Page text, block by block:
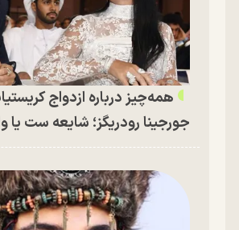
همه‌چیز درباره ازدواج
جورجینا رودریگز؛ شایعه ست یا